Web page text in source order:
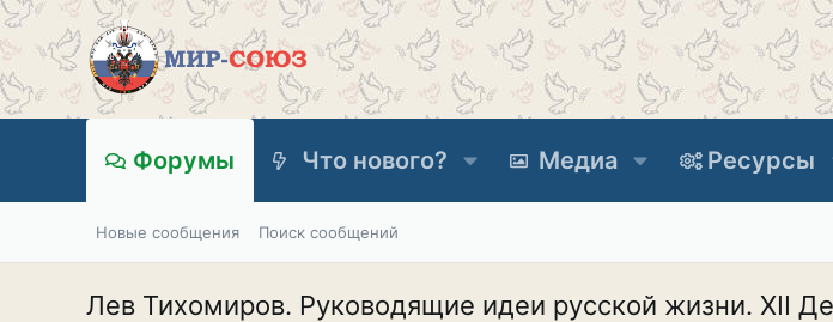
Форумы Что нового? Медиа Ресурсы
Новые сообщения Поиск сообщений
Лев Тихомиров. Руководящие идеи русской жизни. XII